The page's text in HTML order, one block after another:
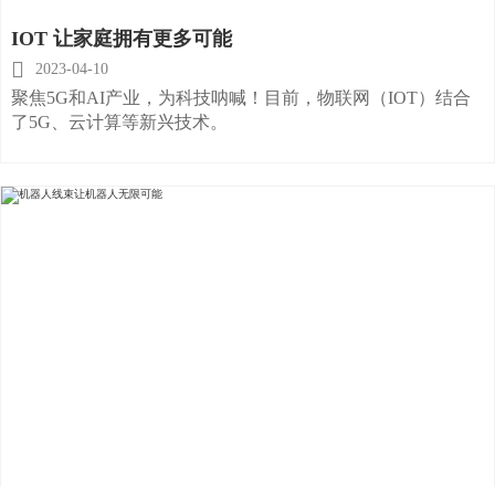
IOT 让家庭拥有更多可能
 2023-04-10
聚焦5G和AI产业，为科技呐喊！目前，物联网（IOT）结合
了5G、云计算等新兴技术。